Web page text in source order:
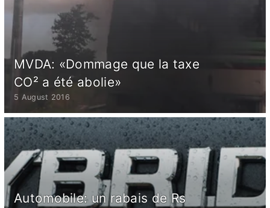
MVDA: «Dommage que la taxe
CO² a été abolie»
5 August 2016
Automobile: un rabais de Rs